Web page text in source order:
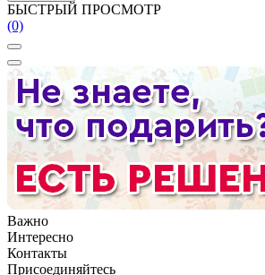
БЫСТРЫЙ ПРОСМОТР
(0)
Важно
Интересно
Контакты
Присоединяйтесь